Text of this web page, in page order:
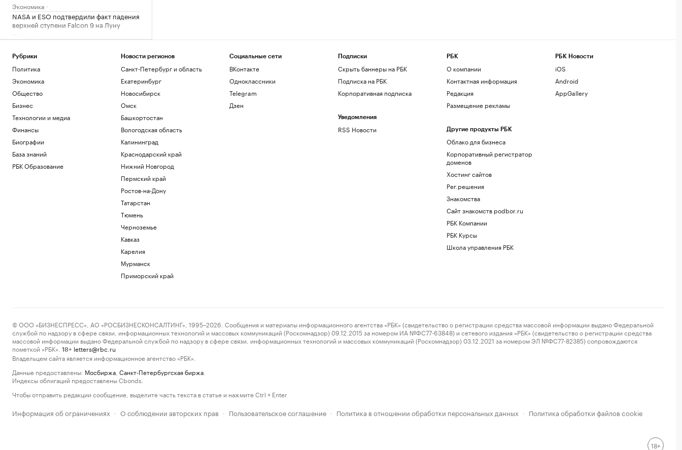
Экономика
NASA и ESO подтвердили факт падения
верхней ступени Falcon 9 на Луну
оживленных районах Москвы
РБК и Upside
разведданными с Украиной
Политика
Военная операция на Украине. Онлайн
Политика
Трамп пригрозил тюрьмой за
ракет у США
Политика
Рубрики
Политика
Экономика
Общество
Бизнес
Технологии и медиа
Финансы
Биографии
База знаний
РБК Образование
Новости регионов
Санкт-Петербург и область
Екатеринбург
Новосибирск
Омск
Башкортостан
Вологодская область
Калининград
Краснодарский край
Нижний Новгород
Пермский край
Ростов-на-Дону
Татарстан
Тюмень
Черноземье
Кавказ
Карелия
Мурманск
Приморский край
Социальные сети
ВКонтакте
Одноклассники
Telegram
Дзен
Подписки
Скрыть баннеры на РБК
Подписка на РБК
Корпоративная подписка
Уведомления
RSS Новости
РБК
О компании
Контактная информация
Редакция
Размещение рекламы
Другие продукты РБК
Облако для бизнеса
Корпоративный регистратор
доменов
Хостинг сайтов
Рег.решения
Знакомства
Сайт знакомств podbor.ru
РБК Компании
РБК Курсы
Школа управления РБК
РБК Новости
iOS
Android
AppGallery
© ООО «БИЗНЕСПРЕСС», АО «РОСБИЗНЕСКОНСАЛТИНГ», 1995–2026. Сообщения и материалы информационного агентства «РБК» (свидетельство о регистрации средства массовой информации выдано Федеральной
службой по надзору в сфере связи, информационных технологий и массовых коммуникаций (Роскомнадзор) 09.12.2015 за номером ИА №ФС77-63848) и сетевого издания «РБК» (свидетельство о регистрации средства
массовой информации выдано Федеральной службой по надзору в сфере связи, информационных технологий и массовых коммуникаций (Роскомнадзор) 03.12.2021 за номером ЭЛ №ФС77-82385) сопровождаются
пометкой «РБК».
18+ letters@rbc.ru
Владельцем сайта является информационное агентство «РБК».
Данные предоставлены: Мосбиржа Санкт-Петербургская биржа
Индексы облигаций предоставлены Cbonds.
Чтобы отправить редакции сообщение, выделите часть текста в статье и нажмите Ctrl + Enter
Информация об ограничениях · О соблюдении авторских прав · Пользовательское соглашение · Политика в отношении обработки персональных данных · Политика обработки файлов cookie
18+